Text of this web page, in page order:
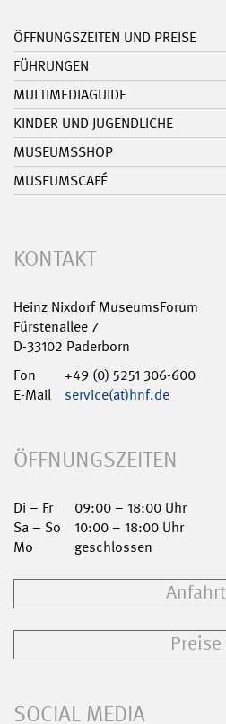
ÖFFNUNGSZEITEN UND PREISE
FÜHRUNGEN
MULTIMEDIAGUIDE
KINDER UND JUGENDLICHE
MUSEUMSSHOP
MUSEUMSCAFÉ
KONTAKT
Heinz Nixdorf MuseumsForum
Fürstenallee 7
D-33102 Paderborn
Fon
+49 (0) 5251 306-600
E-Mail
service(at)hnf.de
ÖFFNUNGSZEITEN
Di – Fr
09:00 – 18:00 Uhr
Sa – So
10:00 – 18:00 Uhr
Mo
geschlossen
Anfahrt
Preise
SOCIAL MEDIA